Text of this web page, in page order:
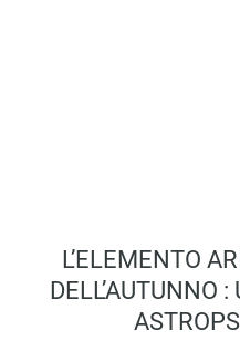
L’ELEMENTO
DELL’AUTUNNO